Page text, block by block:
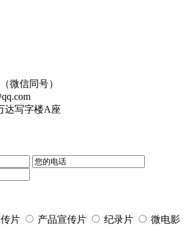
微信同号）
达写字楼A座
片 产品宣传片 纪录片
微电影